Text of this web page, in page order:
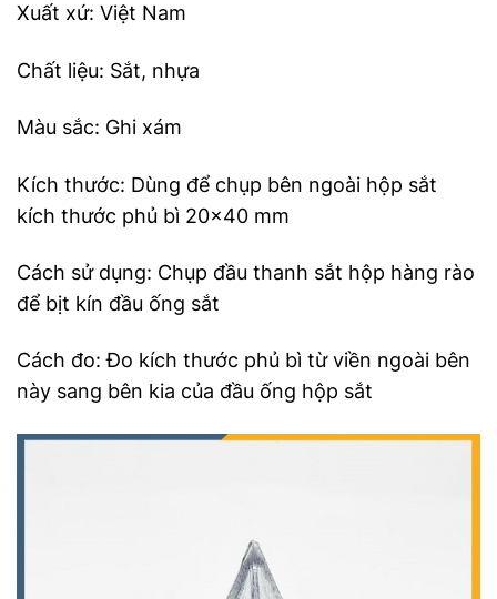
Xuất xứ: Việt Nam
Chất liệu: Sắt, nhựa
Màu sắc: Ghi xám
Kích thước: Dùng để chụp bên ngoài hộp sắt
kích thước phủ bì 20×40 mm
Cách sử dụng: Chụp đầu thanh sắt hộp hàng rào
để bịt kín đầu ống sắt
Cách đo: Đo kích thước phủ bì từ viền ngoài bên
này sang bên kia của đầu ống hộp sắt